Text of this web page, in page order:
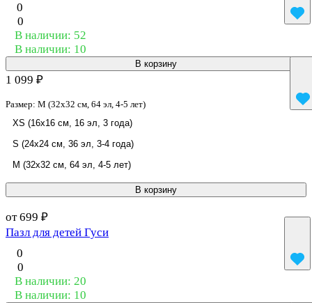
0
0
В наличии: 52
В корзину
В наличии: 10
В корзину
1 099 ₽
Размер: M (32x32 см, 64 эл, 4-5 лет)
XS (16x16 см, 16 эл, 3 года)
S (24x24 см, 36 эл, 3-4 года)
M (32x32 см, 64 эл, 4-5 лет)
от 699 ₽
Пазл для детей Гуси
0
0
В наличии: 20
В наличии: 10